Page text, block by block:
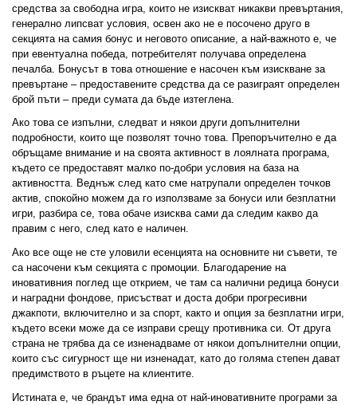
средства за свободна игра, които не изискват никакви превъртания,
генерално липсват условия, освен ако не е посочено друго в
секцията на самия бонус и неговото описание, а най-важното е, че
при евентуална победа, потребителят получава определена
печалба. Бонусът в това отношение е насочен към изискване за
превъртане – предоставените средства да се разиграят определен
брой пъти – преди сумата да бъде изтеглена.
Ако това се изпълни, следват и някои други допълнителни
подробности, които ще позволят точно това. Препоръчително е да
обръщаме внимание и на своята активност в лоялната програма,
където се предоставят малко по-добри условия на база на
активността. Веднъж след като сме натрупали определен точков
актив, спокойно можем да го използваме за бонуси или безплатни
игри, разбира се, това обаче изисква сами да следим какво да
правим с него, след като е наличен.
Ако все още не сте уловили есенцията на основните ни съвети, те
са насочени към секцията с промоции. Благодарение на
иновативния поглед ще открием, че там са налични редица бонуси
и наградни фондове, присъстват и доста добри прогресивни
джакпоти, включително и за спорт, както и опция за безплатни игри,
където всеки може да се изправи срещу противника си. От друга
страна не трябва да се изненадваме от някои допълнителни опции,
които със сигурност ще ни изненадат, като до голяма степен дават
предимството в ръцете на клиентите.
Истината е, че брандът има една от най-иновативните програми за